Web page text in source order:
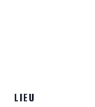
LIEU